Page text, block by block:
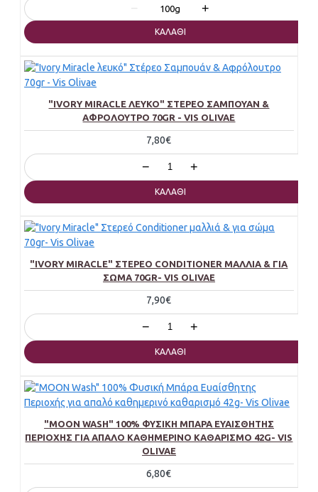
− 100g +
ΚΑΛΆΘΙ
"IVORY MIRACLE ΛΕΥΚΌ" ΣΤΈΡΕΟ ΣΑΜΠΟΥΆΝ &
ΑΦΡΌΛΟΥΤΡΟ 70GR - VIS OLIVAE
7,80€
− +
ΚΑΛΆΘΙ
"IVORY MIRACLE" ΣΤΕΡΕΌ CONDITIONER ΜΑΛΛΙΆ & ΓΙΑ
ΣΏΜΑ 70GR- VIS OLIVAE
7,90€
− +
ΚΑΛΆΘΙ
"MOON WASH" 100% ΦΥΣΙΚΉ ΜΠΆΡΑ ΕΥΑΊΣΘΗΤΗΣ
ΠΕΡΙΟΧΉΣ ΓΙΑ ΑΠΑΛΌ ΚΑΘΗΜΕΡΙΝΌ ΚΑΘΑΡΙΣΜΌ 42G- VIS
OLIVAE
6,80€